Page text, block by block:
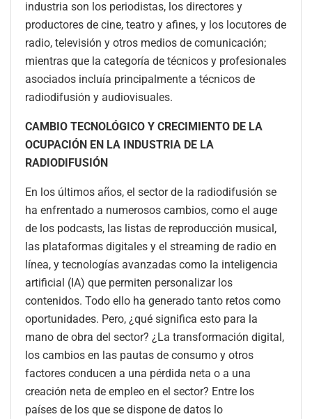
industria son los periodistas, los directores y
productores de cine, teatro y afines, y los locutores de
radio, televisión y otros medios de comunicación;
mientras que la categoría de técnicos y profesionales
asociados incluía principalmente a técnicos de
radiodifusión y audiovisuales.
CAMBIO TECNOLÓGICO Y CRECIMIENTO DE LA
OCUPACIÓN EN LA INDUSTRIA DE LA
RADIODIFUSIÓN
En los últimos años, el sector de la radiodifusión se
ha enfrentado a numerosos cambios, como el auge
de los podcasts, las listas de reproducción musical,
las plataformas digitales y el streaming de radio en
línea, y tecnologías avanzadas como la inteligencia
artificial (IA) que permiten personalizar los
contenidos. Todo ello ha generado tanto retos como
oportunidades. Pero, ¿qué significa esto para la
mano de obra del sector? ¿La transformación digital,
los cambios en las pautas de consumo y otros
factores conducen a una pérdida neta o a una
creación neta de empleo en el sector? Entre los
países de los que se dispone de datos lo